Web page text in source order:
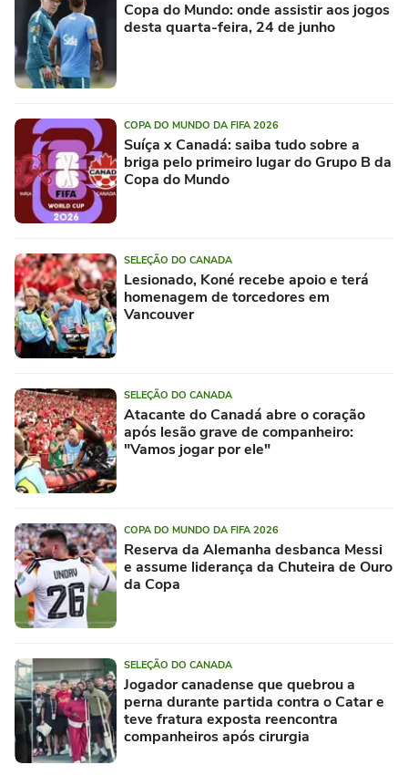
Copa do Mundo: onde assistir aos jogos
desta quarta-feira, 24 de junho
COPA DO MUNDO DA FIFA 2026
Suíça x Canadá: saiba tudo sobre a
briga pelo primeiro lugar do Grupo B da
Copa do Mundo
SELEÇÃO DO CANADA
Lesionado, Koné recebe apoio e terá
homenagem de torcedores em
Vancouver
SELEÇÃO DO CANADA
Atacante do Canadá abre o coração
após lesão grave de companheiro:
"Vamos jogar por ele"
COPA DO MUNDO DA FIFA 2026
Reserva da Alemanha desbanca Messi
e assume liderança da Chuteira de Ouro
da Copa
SELEÇÃO DO CANADA
Jogador canadense que quebrou a
perna durante partida contra o Catar e
teve fratura exposta reencontra
companheiros após cirurgia